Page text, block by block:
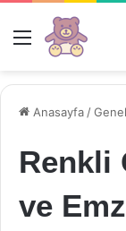
Menü
Anasayfa /Genel
Renkli
ve